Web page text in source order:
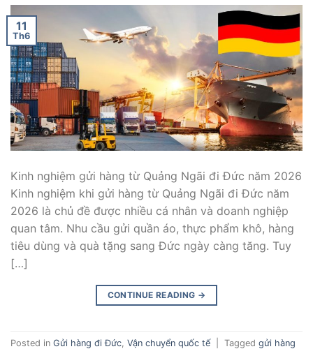
11
Th6
Kinh nghiệm gửi hàng từ Quảng Ngãi đi Đức năm 2026
Kinh nghiệm khi gửi hàng từ Quảng Ngãi đi Đức năm
2026 là chủ đề được nhiều cá nhân và doanh nghiệp
quan tâm. Nhu cầu gửi quần áo, thực phẩm khô, hàng
tiêu dùng và quà tặng sang Đức ngày càng tăng. Tuy
[…]
CONTINUE READING →
Posted in Gửi hàng đi Đức Vận chuyển quốc tế Tagged gửi hàng